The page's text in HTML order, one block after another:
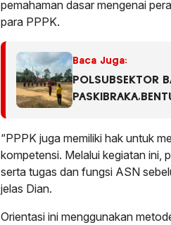
pemahaman dasar mengenai
para PPPK.
Baca Juga:
POLSUBSEKTOR
“PPPK juga memiliki hak untuk
kompetensi. Melalui kegiatan ini,
serta tugas dan fungsi ASN
jelas Dian.
Orientasi ini menggunakan